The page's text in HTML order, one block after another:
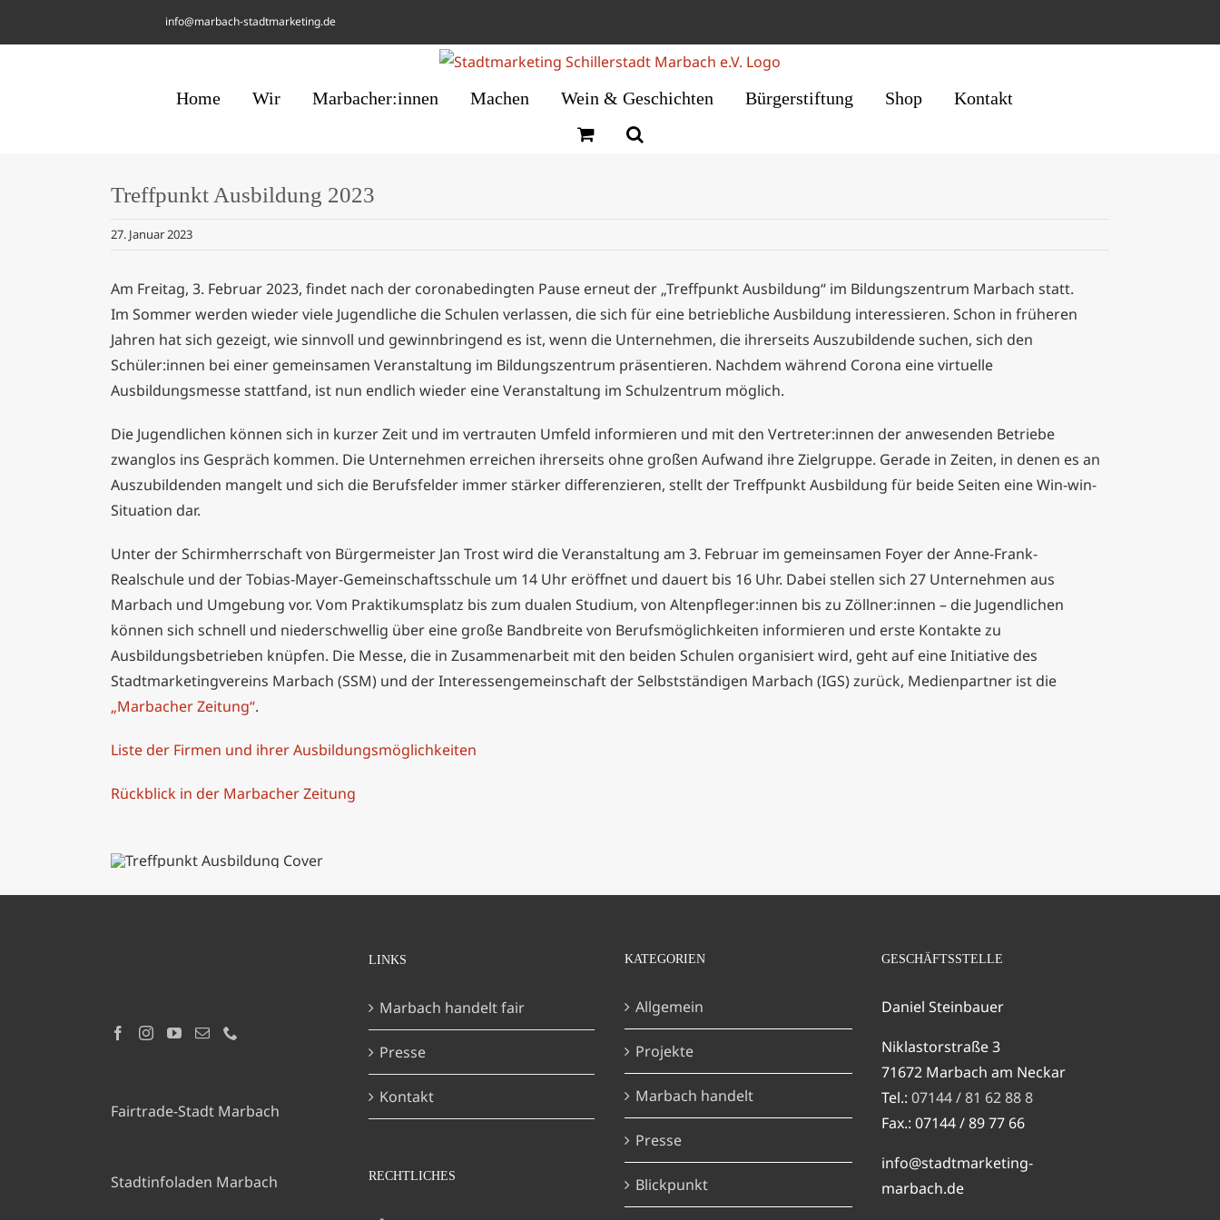
info@marbach-stadtmarketing.de
Home Wir Marbacher:innen Machen Wein & Geschichten Bürgerstiftung Shop Kontakt
Treffpunkt Ausbildung 2023
27. Januar 2023
Am Freitag, 3. Februar 2023, findet nach der coronabedingten Pause erneut der „Treffpunkt Ausbildung“ im Bildungszentrum Marbach statt.
Im Sommer werden wieder viele Jugendliche die Schulen verlassen, die sich für eine betriebliche Ausbildung interessieren. Schon in früheren
Jahren hat sich gezeigt, wie sinnvoll und gewinnbringend es ist, wenn die Unternehmen, die ihrerseits Auszubildende suchen, sich den
Schüler:innen bei einer gemeinsamen Veranstaltung im Bildungszentrum präsentieren. Nachdem während Corona eine virtuelle
Ausbildungsmesse stattfand, ist nun endlich wieder eine Veranstaltung im Schulzentrum möglich.
Die Jugendlichen können sich in kurzer Zeit und im vertrauten Umfeld informieren und mit den Vertreter:innen der anwesenden Betriebe
zwanglos ins Gespräch kommen. Die Unternehmen erreichen ihrerseits ohne großen Aufwand ihre Zielgruppe. Gerade in Zeiten, in denen es an
Auszubildenden mangelt und sich die Berufsfelder immer stärker differenzieren, stellt der Treffpunkt Ausbildung für beide Seiten eine Win-win-
Situation dar.
Unter der Schirmherrschaft von Bürgermeister Jan Trost wird die Veranstaltung am 3. Februar im gemeinsamen Foyer der Anne-Frank-
Realschule und der Tobias-Mayer-Gemeinschaftsschule um 14 Uhr eröffnet und dauert bis 16 Uhr. Dabei stellen sich 27 Unternehmen aus
Marbach und Umgebung vor. Vom Praktikumsplatz bis zum dualen Studium, von Altenpfleger:innen bis zu Zöllner:innen – die Jugendlichen
können sich schnell und niederschwellig über eine große Bandbreite von Berufsmöglichkeiten informieren und erste Kontakte zu
Ausbildungsbetrieben knüpfen. Die Messe, die in Zusammenarbeit mit den beiden Schulen organisiert wird, geht auf eine Initiative des
Stadtmarketingvereins Marbach (SSM) und der Interessengemeinschaft der Selbstständigen Marbach (IGS) zurück, Medienpartner ist die
„Marbacher Zeitung“.
Liste der Firmen und ihrer Ausbildungsmöglichkeiten
Rückblick in der Marbacher Zeitung
Fairtrade-Stadt Marbach
Stadtinfoladen Marbach
LINKS
Marbach handelt fair
Presse
Kontakt
RECHTLICHES
KATEGORIEN
Allgemein
Projekte
Marbach handelt
Presse
Blickpunkt
GESCHÄFTSSTELLE
Daniel Steinbauer
Niklastorstraße 3
71672 Marbach am Neckar
Tel.: 07144 / 81 62 88 8
Fax.: 07144 / 89 77 66
info@stadtmarketing-
marbach.de